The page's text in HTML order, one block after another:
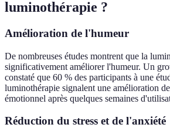
luminothérapie ?
Amélioration de l'humeur
De nombreuses études montrent que la
significativement améliorer l'humeur. Un
constaté que 60 % des participants à une
luminothérapie signalent une amélioration
émotionnel après quelques semaines
Réduction du stress et de l'anxiété